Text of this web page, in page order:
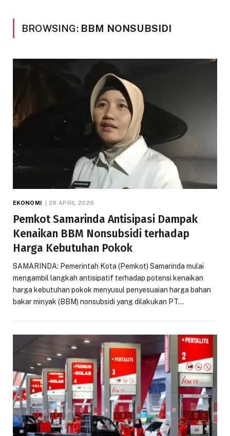
BROWSING: BBM NONSUBSIDI
EKONOMI 28 APRIL 2026
Pemkot Samarinda Antisipasi Dampak
Kenaikan BBM Nonsubsidi terhadap
Harga Kebutuhan Pokok
SAMARINDA: Pemerintah Kota (Pemkot) Samarinda mulai
mengambil langkah antisipatif terhadap potensi kenaikan
harga kebutuhan pokok menyusul penyesuaian harga bahan
bakar minyak (BBM) nonsubsidi yang dilakukan PT…